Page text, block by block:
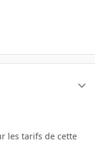
les tarifs de cette